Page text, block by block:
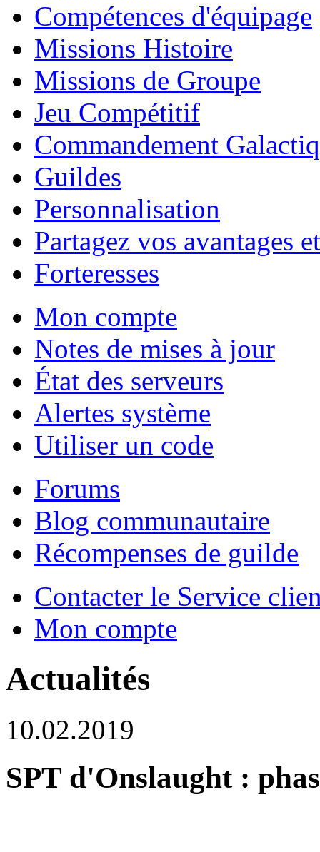
Compétences d'équipage
Missions Histoire
Missions de Groupe
Jeu Compétitif
Commandement
Guildes
Personnalisation
Partagez vos avantages
Forteresses
Mon compte
Notes de mises à jour
État des serveurs
Alertes système
Utiliser un code
Forums
Blog communautaire
Récompenses de guilde
Contacter le Service
Mon compte
Actualités
10.02.2019
SPT d'Onslaught :